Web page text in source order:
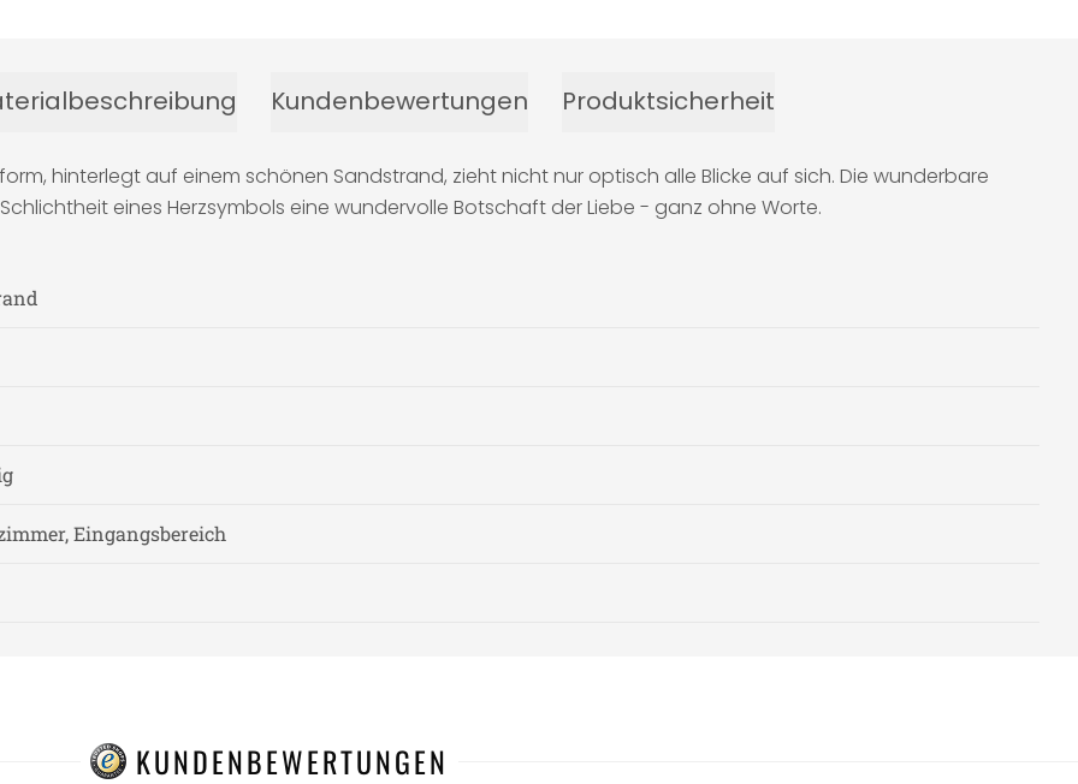
Kundenbewertungen Produktsicherheit
hinterlegt auf einem schönen Sandstrand, zieht nicht nur optisch alle Blicke auf sich. Die wunderbare
eines Herzsymbols eine wundervolle Botschaft der Liebe - ganz ohne Worte.
Eingangsbereich
KUNDENBEWERTUNGEN